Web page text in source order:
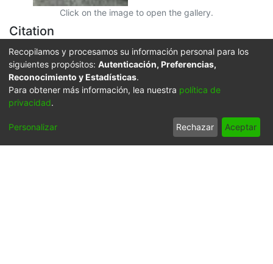
Click on the image to open the gallery.
Citation
Diario Occidente (1994). María Isabel Cruz Velasco y
Germán Villegas Villegas. Santiago de Cali: Biblioteca
Departamental Jorge Garcés Borrero.
URI
https://audiovisuales.icesi.edu.co/handle/123456789/6
Recopilamos y procesamos su información personal para los
siguientes propósitos: Autenticación, Preferencias,
Reconocimiento y Estadísticas.
Para obtener más información, lea nuestra política de
privacidad.
Personalizar Rechazar Aceptar